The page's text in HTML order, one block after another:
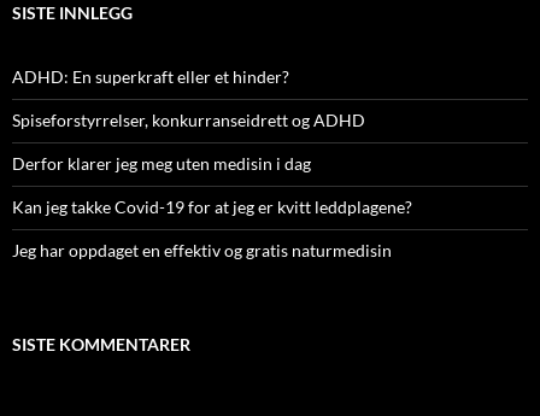
SISTE INNLEGG
ADHD: En superkraft eller et hinder?
Spiseforstyrrelser, konkurranseidrett og ADHD
Derfor klarer jeg meg uten medisin i dag
Kan jeg takke Covid-19 for at jeg er kvitt leddplagene?
Jeg har oppdaget en effektiv og gratis naturmedisin
SISTE KOMMENTARER